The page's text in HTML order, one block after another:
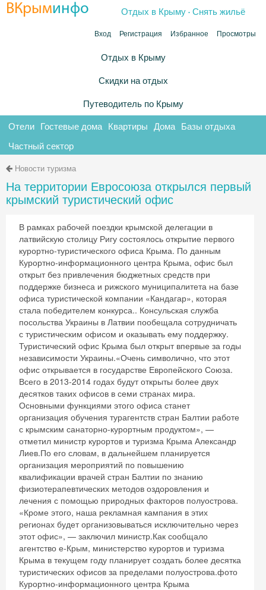
ВКрыминфо Отдых в Крыму .Снять жильё
Вход Регистрация Избранное Просмотры
Отдых в Крыму
Скидки на отдых
Путеводитель по Крыму
Отели Гостевые дома Квартиры Дома Базы отдыха
Частный сектор
Новости туризма
На территории Евросоюза открылся первый
крымский туристический офис
В рамках рабочей поездки крымской делегации в
латвийскую столицу Ригу состоялось открытие первого
курортно-туристического офиса Крыма. По данным
Курортно-информационного центра Крыма, офис был
открыт без привлечения бюджетных средств при
поддержке бизнеса и рижского муниципалитета на базе
офиса туристической компании «Кандагар», которая
стала победителем конкурса.. Консульская служба
посольства Украины в Латвии пообещала сотрудничать
с туристическим офисом и оказывать ему поддержку.
Туристический офис Крыма был открыт впервые за годы
независимости Украины.«Очень символично, что этот
офис открывается в государстве Европейского Союза.
Всего в 2013-2014 годах будут открыты более двух
десятков таких офисов в семи странах мира.
Основными функциями этого офиса станет
организация обучения турагентств стран Балтии работе
с крымским санаторно-курортным продуктом», —
отметил министр курортов и туризма Крыма Александр
Лиев.По его словам, в дальнейшем планируется
организация мероприятий по повышению
квалификации врачей стран Балтии по знанию
физиотерапевтических методов оздоровления и
лечения с помощью природных факторов полуострова.
«Кроме этого, наша рекламная кампания в этих
регионах будет организовываться исключительно через
этот офис», — заключил министр.Как сообщало
агентство е-Крым, министерство курортов и туризма
Крыма в текущем году планирует создать более десятка
туристических офисов за пределами полуострова.фото
Курортно-информационного центра Крыма